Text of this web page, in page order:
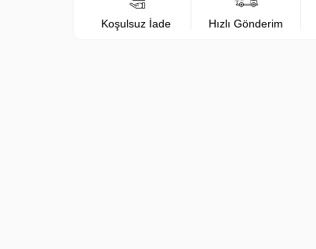
Koşulsuz İade Hızlı Gönderim